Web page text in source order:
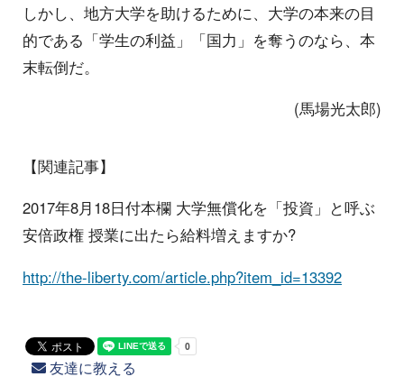
しかし、地方大学を助けるために、大学の本来の目
的である「学生の利益」「国力」を奪うのなら、本
末転倒だ。
(馬場光太郎)
【関連記事】
2017年8月18日付本欄 大学無償化を「投資」と呼ぶ
安倍政権 授業に出たら給料増えますか?
http://the-liberty.com/article.php?item_id=13392
友達に教える